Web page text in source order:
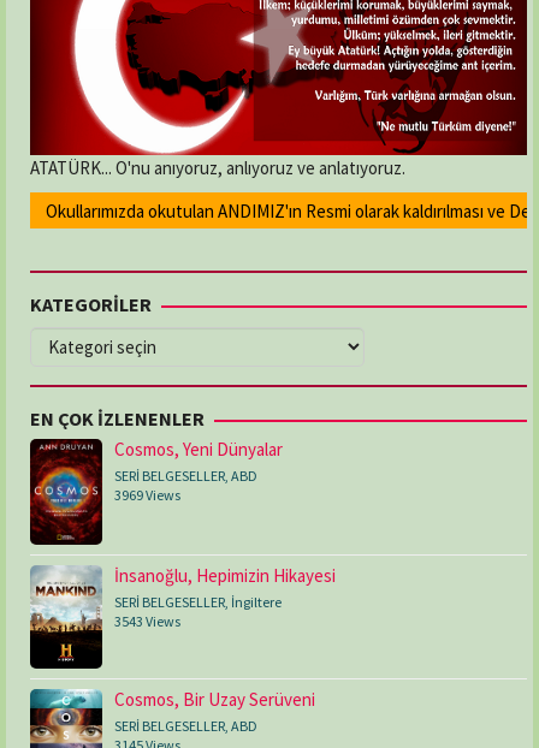
ATATÜRK... O'nu anıyoruz, anlıyoruz ve anlatıyoruz.
Okullarımızda okutulan ANDIMIZ'ın Resmi olarak kaldırılması ve
KATEGORİLER
KATEGORİLER
EN ÇOK İZLENENLER
Cosmos, Yeni Dünyalar
SERİ BELGESELLER, ABD
3969 Views
İnsanoğlu, Hepimizin Hikayesi
SERİ BELGESELLER, İngiltere
3543 Views
Cosmos, Bir Uzay Serüveni
SERİ BELGESELLER ABD